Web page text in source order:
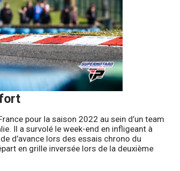
pour la saison 2022 au sein d’un team
Il a survolé le week-end en infligeant à
d’avance lors des essais chrono du
en grille inversée lors de la deuxième